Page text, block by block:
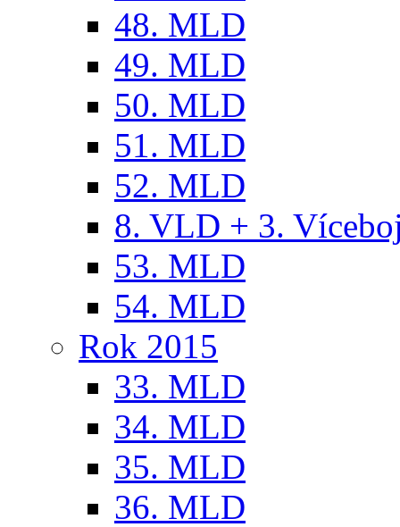
48. MLD
49. MLD
50. MLD
51. MLD
52. MLD
8. VLD + 3.
53. MLD
54. MLD
Rok 2015
33. MLD
34. MLD
35. MLD
36. MLD